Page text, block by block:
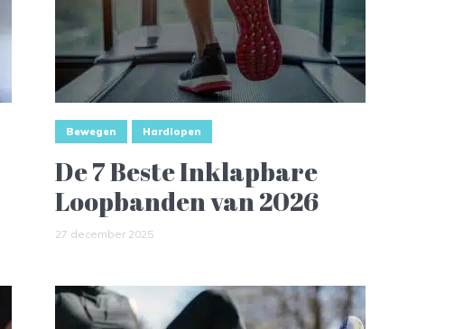
Bewegen Hardlopen
De 7 Beste Inklapbare
Loopbanden van 2026
27 december 2025